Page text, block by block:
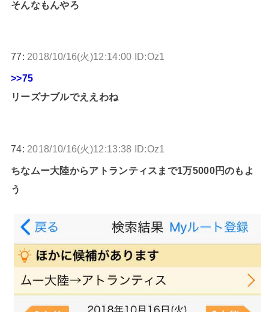
そんなもんやろ
77: 2018/10/16(火)12:14:00 ID:Oz1
>>75
リーズナブルでええわね
74: 2018/10/16(火)12:13:38 ID:Oz1
ちなムー大陸からアトランティスまで1万5000円のもよ
う